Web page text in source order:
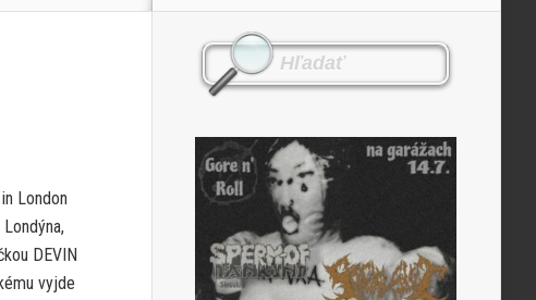
London
DEVIN
vyjde